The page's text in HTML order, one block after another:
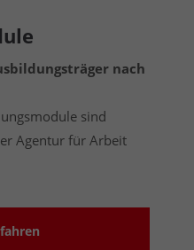
nach
sind
Agentur für Arbeit